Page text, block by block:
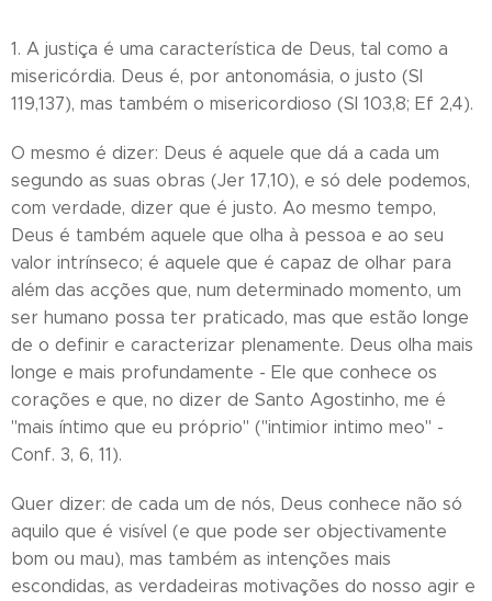
1. A justiça é uma característica de Deus, tal como a
misericórdia. Deus é, por antonomásia, o justo (Sl
119,137), mas também o misericordioso (Sl 103,8; Ef 2,4).
O mesmo é dizer: Deus é aquele que dá a cada um
segundo as suas obras (Jer 17,10), e só dele podemos,
com verdade, dizer que é justo. Ao mesmo tempo,
Deus é também aquele que olha à pessoa e ao seu
valor intrínseco; é aquele que é capaz de olhar para
além das acções que, num determinado momento, um
ser humano possa ter praticado, mas que estão longe
de o definir e caracterizar plenamente. Deus olha mais
longe e mais profundamente - Ele que conhece os
corações e que, no dizer de Santo Agostinho, me é
"mais íntimo que eu próprio" ("intimior intimo meo" -
Conf. 3, 6, 11).
Quer dizer: de cada um de nós, Deus conhece não só
aquilo que é visível (e que pode ser objectivamente
bom ou mau), mas também as intenções mais
escondidas, as verdadeiras motivações do nosso agir e